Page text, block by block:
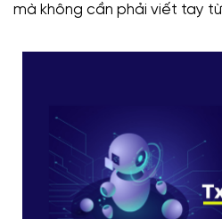
mà không cần phải viết tay